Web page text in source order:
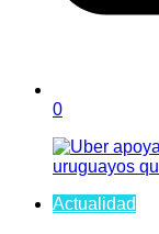
0
Actualidad